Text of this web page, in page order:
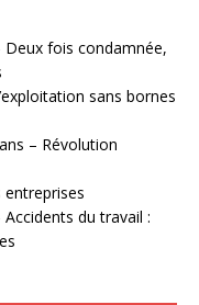
Deux fois condamnée,
sans bornes
– Révolution
entreprises
du travail :